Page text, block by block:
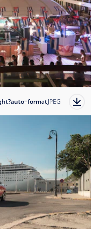
JPEG